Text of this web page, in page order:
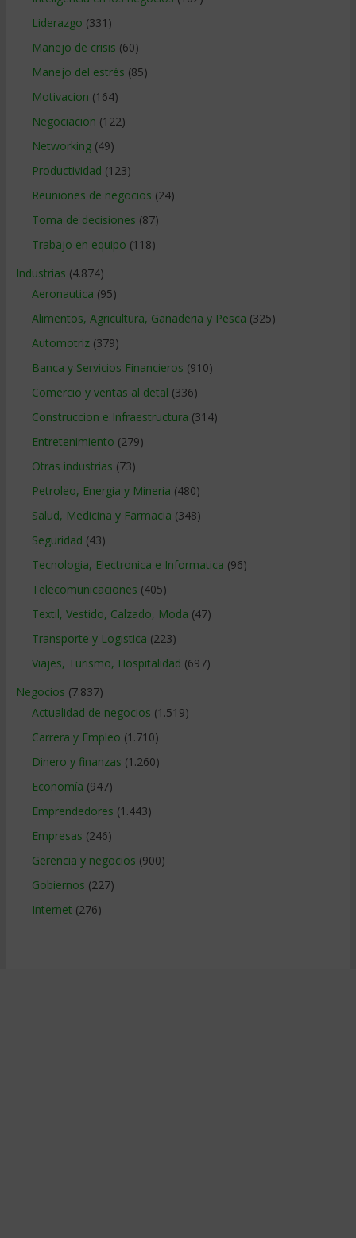
Liderazgo (331)
Manejo de crisis (60)
Manejo del estrés (85)
Motivacion (164)
Negociacion (122)
Networking(49)
Productividad (123)
Reuniones de negocios (24)
Toma de decisiones (87)
Trabajo en equipo (118)
Industrias (4.874)
Aeronautica (95)
Alimentos, Agricultura, Ganaderia y Pesca (325)
Automotriz(379)
Banca y Servicios Financieros (910)
Comercio y ventas al detal (336)
Construccion e Infraestructura (314)
Entretenimiento (279)
Otras industrias (73)
Petroleo, Energia y Mineria (480)
Salud, Medicina y Farmacia (348)
Seguridad (43)
Tecnologia, Electronica e Informatica (96)
Telecomunicaciones (405)
Textil, Vestido, Calzado, Moda (47)
Transporte y Logistica (223)
Viajes, Turismo, Hospitalidad (697)
Negocios (7.837)
Actualidad de negocios (1.519)
Carrera y Empleo (1.710)
Dinero y finanzas (1.260)
Economía (947)
Emprendedores (1.443)
Empresas (246)
Gerencia y negocios (900)
Gobiernos (227)
Internet (276)